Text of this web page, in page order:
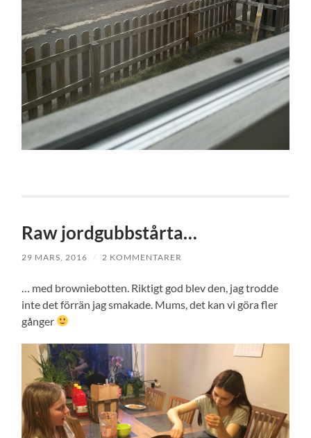
Raw jordgubbstårta…
29 MARS, 2016 / 2 KOMMENTARER
… med browniebotten. Riktigt god blev den, jag trodde
inte det förrän jag smakade. Mums, det kan vi göra fler
gånger